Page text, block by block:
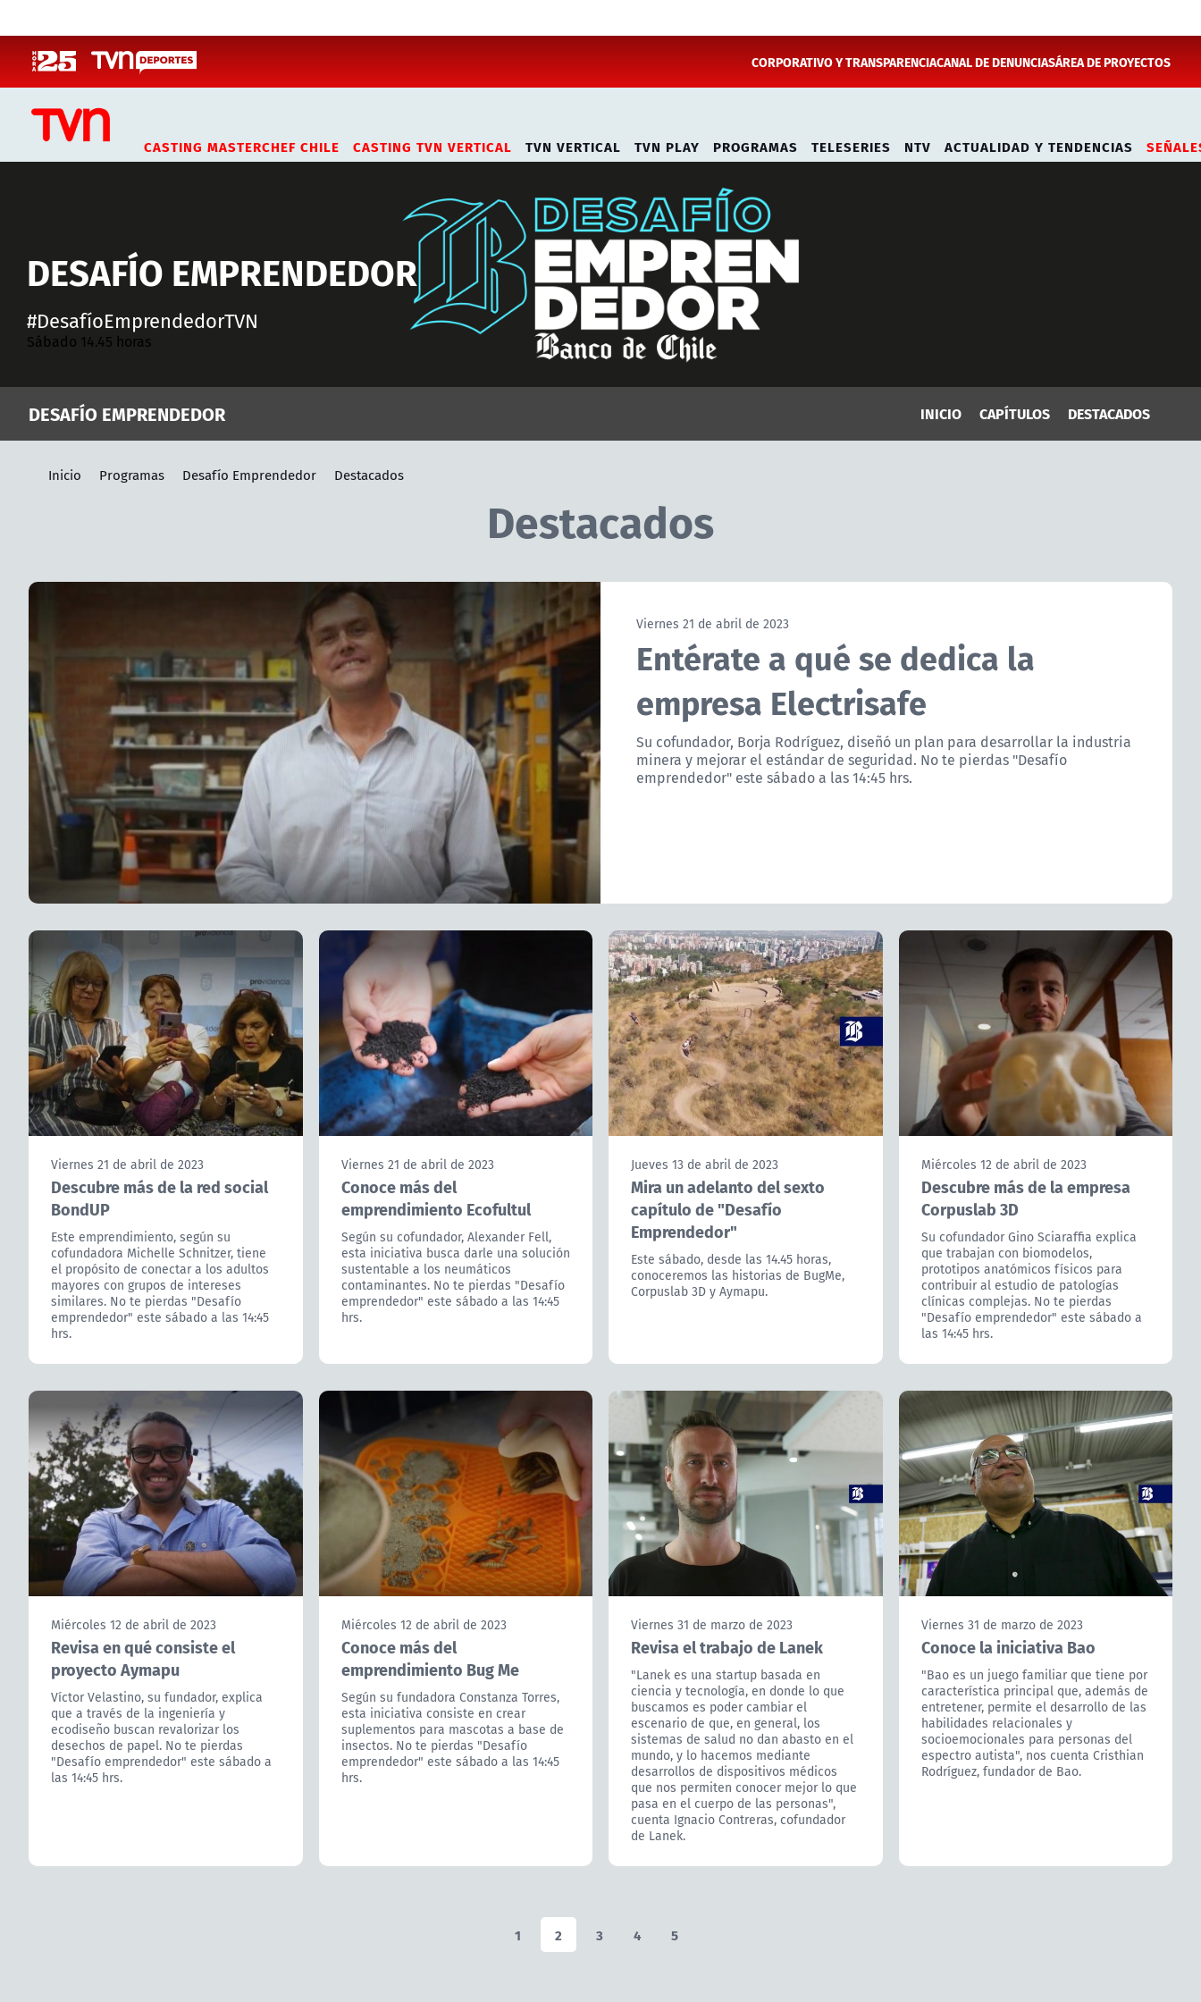
CORPORATIVO Y TRANSPARENCIACANAL DE DENUNCIASÁREA DE PROYECTOS
CASTING MASTERCHEF CHILE CASTING TVN VERTICAL TVN VERTICAL TVN PLAY PROGRAMAS TELESERIES NTV ACTUALIDAD Y TENDENCIAS
DESAFÍO EMPRENDEDOR
#DesafíoEmprendedorTVN
Sábado 14.45 horas
DESAFÍO EMPRENDEDOR INICIO CAPÍTULOS DESTACADOS
Inicio Programas Desafío Emprendedor Destacados
Destacados
Viernes 21 de abril de 2023
Entérate a qué se dedica la
empresa Electrisafe
Su cofundador, Borja Rodríguez, diseñó un plan para desarrollar la industria
minera y mejorar el estándar de seguridad. No te pierdas "Desafío
emprendedor" este sábado a las 14:45 hrs.
Viernes 21 de abril de 2023
Descubre más de la red social
BondUP
Este emprendimiento, según su
cofundadora Michelle Schnitzer, tiene
el propósito de conectar a los adultos
mayores con grupos de intereses
similares. No te pierdas "Desafío
emprendedor" este sábado a las 14:45
hrs.
Viernes 21 de abril de 2023
Conoce más del
emprendimiento Ecofultul
Según su cofundador, Alexander Fell,
esta iniciativa busca darle una solución
sustentable a los neumáticos
contaminantes. No te pierdas "Desafío
emprendedor" este sábado a las 14:45
hrs.
Jueves 13 de abril de 2023
Mira un adelanto del sexto
capítulo de "Desafío
Emprendedor"
Este sábado, desde las 14.45 horas,
conoceremos las historias de BugMe,
Corpuslab 3D y Aymapu.
Miércoles 12 de abril de 2023
Descubre más de la empresa
Corpuslab 3D
Su cofundador Gino Sciaraffia explica
que trabajan con biomodelos,
prototipos anatómicos físicos para
contribuir al estudio de patologías
clínicas complejas. No te pierdas
"Desafío emprendedor" este sábado a
las 14:45 hrs.
Miércoles 12 de abril de 2023
Revisa en qué consiste el
proyecto Aymapu
Víctor Velastino, su fundador, explica
que a través de la ingeniería y
ecodiseño buscan revalorizar los
desechos de papel. No te pierdas
"Desafío emprendedor" este sábado a
las 14:45 hrs.
Miércoles 12 de abril de 2023
Conoce más del
emprendimiento Bug Me
Según su fundadora Constanza Torres,
esta iniciativa consiste en crear
suplementos para mascotas a base de
insectos. No te pierdas "Desafío
emprendedor" este sábado a las 14:45
hrs.
Viernes 31 de marzo de 2023
Revisa el trabajo de Lanek
"Lanek es una startup basada en
ciencia y tecnología, en donde lo que
buscamos es poder cambiar el
escenario de que, en general, los
sistemas de salud no dan abasto en el
mundo, y lo hacemos mediante
desarrollos de dispositivos médicos
que nos permiten conocer mejor lo que
pasa en el cuerpo de las personas",
cuenta Ignacio Contreras, cofundador
de Lanek.
Viernes 31 de marzo de 2023
Conoce la iniciativa Bao
"Bao es un juego familiar que tiene por
característica principal que, además de
entretener, permite el desarrollo de las
habilidades relacionales y
socioemocionales para personas del
espectro autista", nos cuenta Cristhian
Rodríguez, fundador de Bao.
1 2 3 4 5